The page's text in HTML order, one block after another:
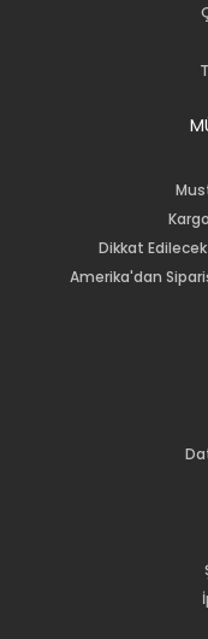
Dikkat
Amerika'dan